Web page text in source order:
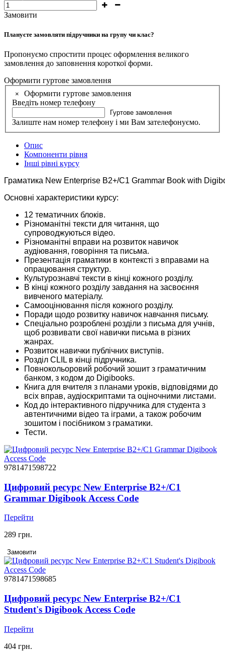
Замовити
Плануєте замовляти підручники на групу чи клас?
Пропонуємо спростити процес оформлення великого
замовлення до заповнення короткої форми.
Оформити гуртове замовлення
×
Оформити гуртове замовлення
Введіть номер телефону
Гуртове замовлення
Залиште нам номер телефону і ми Вам зателефонуємо.
Опис
Компоненти рівня
Інші рівні курсу
Основні характеристики курсу:
12 тематичних блоків.
Різноманітні тексти для читання, що
супроводжуються відео.
Різноманітні вправи на розвиток навичок
аудіювання, говоріння та письма.
Презентація граматики в контексті з вправами на
опрацювання структур.
Культурознавчі тексти в кінці кожного розділу.
В кінці кожного розділу завдання на засвоєння
вивченого матеріалу.
Самооцінювання після кожного розділу.
Поради щодо розвитку навичок навчання письму.
Спеціально розроблені розділи з письма для учнів,
щоб розвивати свої навички письма в різних
жанрах.
Розвиток навички публічних виступів.
Розділ CLIL в кінці підручника.
Повнокольоровий робочий зошит з граматичним
банком, з кодом до Digibooks.
Книга для вчителя з планами уроків, відповідями до
всіх вправ, аудіоскриптами та оціночними листами.
Код до інтерактивного підручника для студента з
автентичними відео та іграми, а також робочим
зошитом і посібником з граматики.
Тести.
9781471598722
Цифровий ресурс New Enterprise B2+/C1
Grammar Digibook Access Code
Перейти
289 грн.
Замовити
9781471598685
Цифровий ресурс New Enterprise B2+/C1
Student's Digibook Access Code
Перейти
404 грн.